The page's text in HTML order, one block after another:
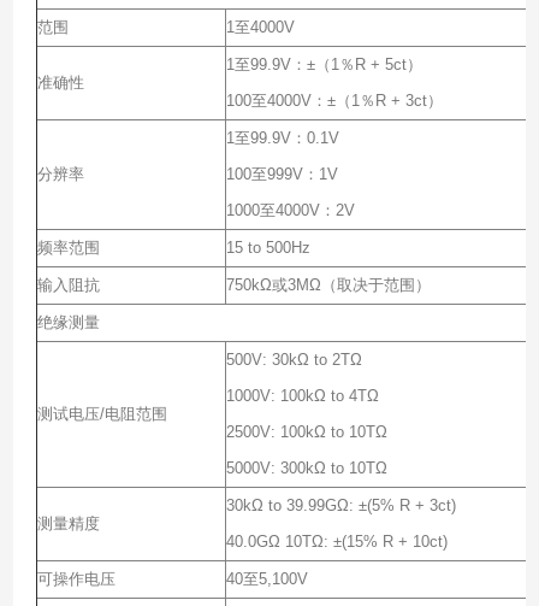
范围 1至4000V
准确性
1至99.9V：±（1％R + 5ct）
100至4000V：±（1％R + 3ct）
分辨率
1至99.9V：0.1V
100至999V：1V
1000至4000V：2V
频率范围 15 to 500Hz
输入阻抗 750kΩ或3MΩ（取决于范围）
绝缘测量
测试电压/电阻范围
500V: 30kΩ to 2TΩ
1000V: 100kΩ to 4TΩ
2500V: 100kΩ to 10TΩ
5000V: 300kΩ to 10TΩ
测量精度
30kΩ to 39.99GΩ: ±(5% R + 3ct)
40.0GΩ 10TΩ: ±(15% R + 10ct)
可操作电压 40至5,100V